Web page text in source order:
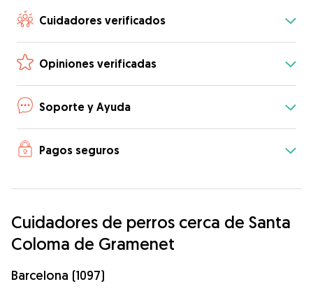
Cuidadores verificados
Opiniones verificadas
Soporte y Ayuda
Pagos seguros
Cuidadores de perros cerca de Santa
Coloma de Gramenet
Barcelona (1097)